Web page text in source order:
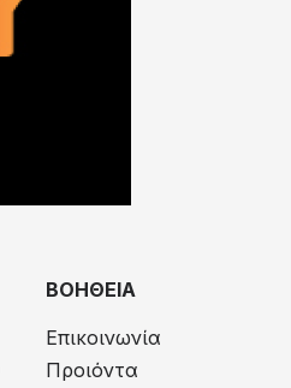
ΒΟΗΘΕΙΑ
Επικοινωνία
Προιόντα